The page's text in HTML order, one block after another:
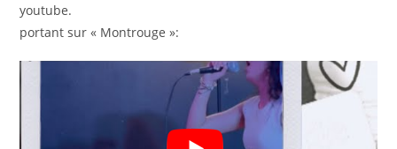
youtube.
portant sur « Montrouge »: